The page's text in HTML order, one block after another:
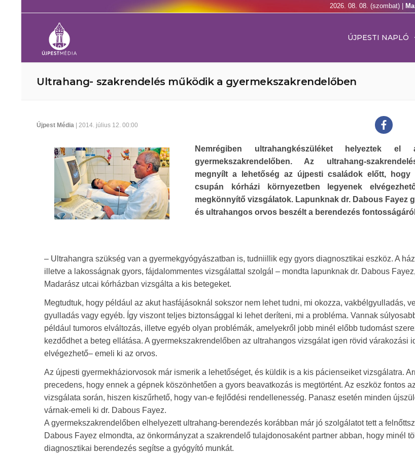
2026. 08. 08. (szombat) |
ÚJPESTI NAPLÓ
Ultrahang- szakrendelés működik a gyermekszakrendelőben
Újpest Média | 2014. július 12. 00:00
Nemrégiben ultrahangkészüléket helyeztek
gyermekszakrendelőben. Az ultrahang-
megnyílt a lehetőség az újpesti családok előtt, hogy
csupán kórházi környezetben legyenek
megkönnyítő vizsgálatok. Lapunknak dr. Dabous Fayez
és ultrahangos orvos beszélt a berendezés
– Ultrahangra szükség van a gyermekgyógyászatban is, tudniillik egy gyors diagnosztikai eszköz. A
illetve a lakosságnak gyors, fájdalommentes vizsgálattal szolgál – mondta lapunknak dr. Dabous
Madarász utcai kórházban vizsgálta a kis betegeket.
Megtudtuk, hogy például az akut hasfájásoknál sokszor nem lehet tudni, mi okozza, vakbélgyulladás,
gyulladás vagy egyéb. Így viszont teljes biztonsággal ki lehet deríteni, mi a probléma. Vannak
például tumoros elváltozás, illetve egyéb olyan problémák, amelyekről jobb minél előbb tudomást
kezdődhet a beteg ellátása. A gyermekszakrendelőben az ultrahangos vizsgálat igen rövid várakozási
elvégezhető– emeli ki az orvos.
Az újpesti gyermekháziorvosok már ismerik a lehetőséget, és küldik is a kis pácienseiket vizsgálatra.
precedens, hogy ennek a gépnek köszönhetően a gyors beavatkozás is megtörtént. Az eszköz fontos
vizsgálata során, hiszen kiszűrhető, hogy van-e fejlődési rendellenesség. Panasz esetén minden
várnak-emeli ki dr. Dabous Fayez.
A gyermekszakrendelőben elhelyezett ultrahang-berendezés korábban már jó szolgálatot tett a
Dabous Fayez elmondta, az önkormányzat a szakrendelő tulajdonosaként partner abban, hogy minél
diagnosztikai berendezés segítse a gyógyító munkát.